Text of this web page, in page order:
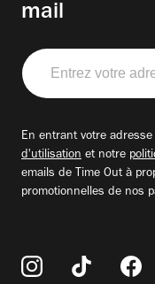
mail
Entrez
votre
adresse
En entrant votre
d'utilisation et notre
emails de Time Out à
promotionnelles de nos